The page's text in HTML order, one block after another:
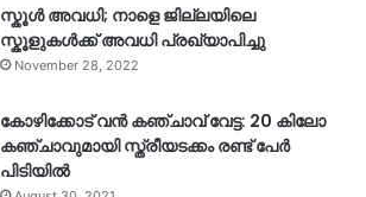
സ്കൂൾ അവധി; നാളെ ജില്ലയിലെ
സ്കൂളുകൾക്ക് അവധി പ്രഖ്യാപിച്ചു
November 28, 2022
കോഴിക്കോട് വൻ കഞ്ചാവ് വേട്ട: 20 കിലോ
കഞ്ചാവുമായി സ്ത്രീയടക്കം രണ്ട് പേർ
പിടിയിൽ